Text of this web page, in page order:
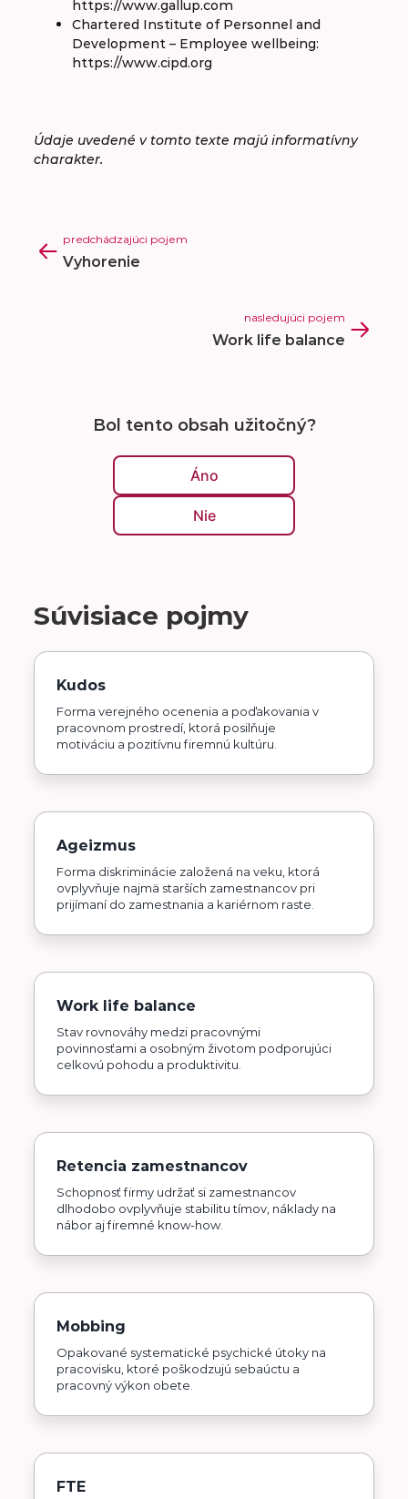
https://www.gallup.com
Chartered Institute of Personnel and
Development – Employee wellbeing:
https://www.cipd.org
Údaje uvedené v tomto texte majú informatívny
charakter.
predchádzajúci pojem
Vyhorenie
nasledujúci pojem
Work life balance
Bol tento obsah užitočný?
Áno
Nie
Súvisiace pojmy
Kudos
Forma verejného ocenenia a poďakovania v
pracovnom prostredí, ktorá posilňuje
motiváciu a pozitívnu firemnú kultúru.
Ageizmus
Forma diskriminácie založená na veku, ktorá
ovplyvňuje najmä starších zamestnancov pri
prijímaní do zamestnania a kariérnom raste.
Work life balance
Stav rovnováhy medzi pracovnými
povinnosťami a osobným životom podporujúci
celkovú pohodu a produktivitu.
Retencia zamestnancov
Schopnosť firmy udržať si zamestnancov
dlhodobo ovplyvňuje stabilitu tímov, náklady na
nábor aj firemné know-how.
Mobbing
Opakované systematické psychické útoky na
pracovisku, ktoré poškodzujú sebaúctu a
pracovný výkon obete.
FTE